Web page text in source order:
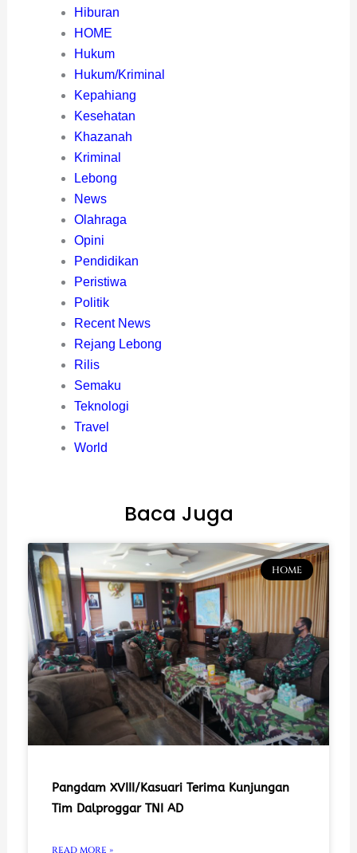
Hiburan
HOME
Hukum
Hukum/Kriminal
Kepahiang
Kesehatan
Khazanah
Kriminal
Lebong
News
Olahraga
Opini
Pendidikan
Peristiwa
Politik
Recent News
Rejang Lebong
Rilis
Semaku
Teknologi
Travel
World
Baca Juga
HOME
Pangdam XVIII/Kasuari Terima Kunjungan
Tim Dalproggar TNI AD
READ MORE »